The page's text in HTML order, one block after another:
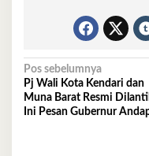
Navigasi
pos
Pos sebelumnya
Pj Wali Kota Kendari dan
Muna Barat Resmi
Ini Pesan Gubernur